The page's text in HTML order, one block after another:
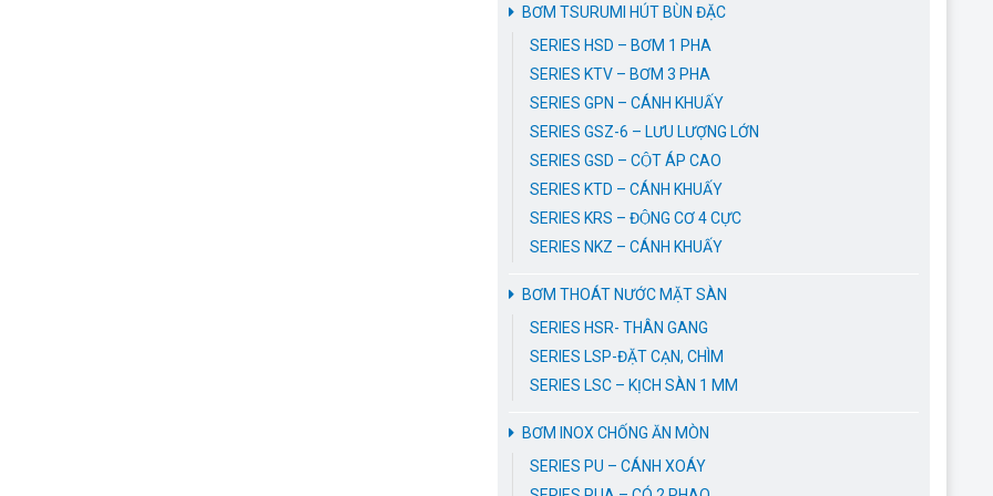
BƠM TSURUMI HÚT BÙN ĐẶC
SERIES HSD – BƠM 1 PHA
SERIES KTV – BƠM 3 PHA
SERIES GPN – CÁNH KHUẤY
SERIES GSZ-6 – LƯU LƯỢNG LỚN
SERIES GSD – CỘT ÁP CAO
SERIES KTD – CÁNH KHUẤY
SERIES KRS – ĐỘNG CƠ 4 CỰC
SERIES NKZ – CÁNH KHUẤY
BƠM THOÁT NƯỚC MẶT SÀN
SERIES HSR- THÂN GANG
SERIES LSP-ĐẶT CẠN, CHÌM
SERIES LSC – KỊCH SÀN 1 MM
BƠM INOX CHỐNG ĂN MÒN
SERIES PU – CÁNH XOÁY